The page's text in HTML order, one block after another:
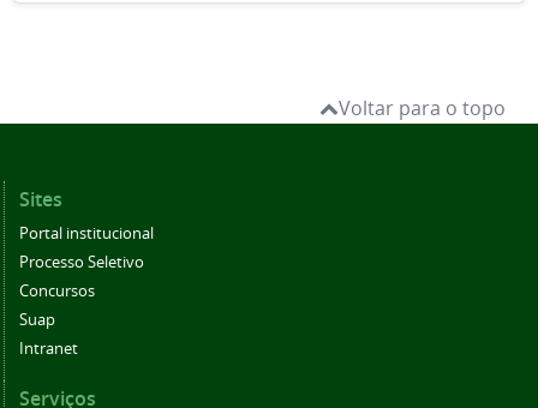
Voltar para o topo
Sites
Portal institucional
Processo Seletivo
Concursos
Suap
Intranet
Serviços